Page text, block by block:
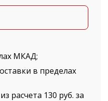
МКАД;
в пределах
расчета 130 руб. за